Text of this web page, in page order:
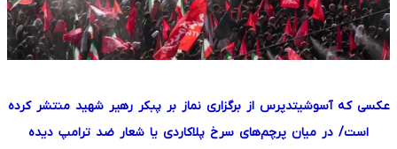
عکسی کهآسوشیتدپرس از برگزاری نماز بر پبکر رهیر شهید منتشر کرده
است/ در میان پرچم‌های سرخ پلاکاردی یا شعار ضد ترامپ دیده